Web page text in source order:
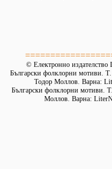
© Електронно издателство
Български фолклорни мотиви.
Тодор Моллов. Варна:
Български фолклорни мотиви.
Моллов. Варна: